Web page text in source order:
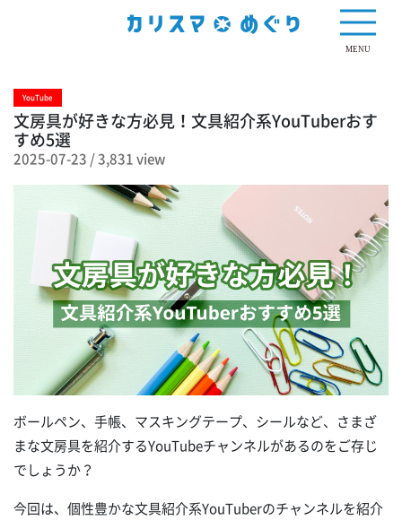
MENU
YouTube
文房具が好きな方必見！文具紹介系YouTuberおす
すめ5選
2025-07-23 /3,831 view
ボールペン、手帳、マスキングテープ、シールなど、さまざ
まな文房具を紹介するYouTubeチャンネルがあるのをご存じ
でしょうか？
今回は、個性豊かな文具紹介系YouTuberのチャンネルを紹介